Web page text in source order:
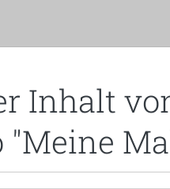
Inhalt